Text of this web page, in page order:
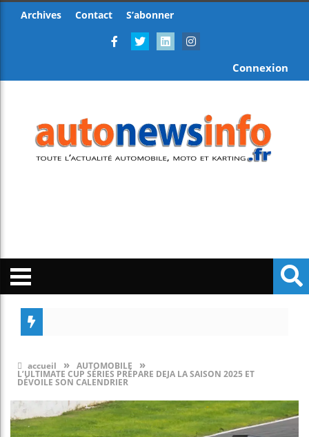
Archives Contact S’abonner
Connexion
accueil » AUTOMOBILE »
L’ULTIMATE CUP SÉRIES PRÉPARE DEJA LA SAISON 2025 ET
DÉVOILE SON CALENDRIER